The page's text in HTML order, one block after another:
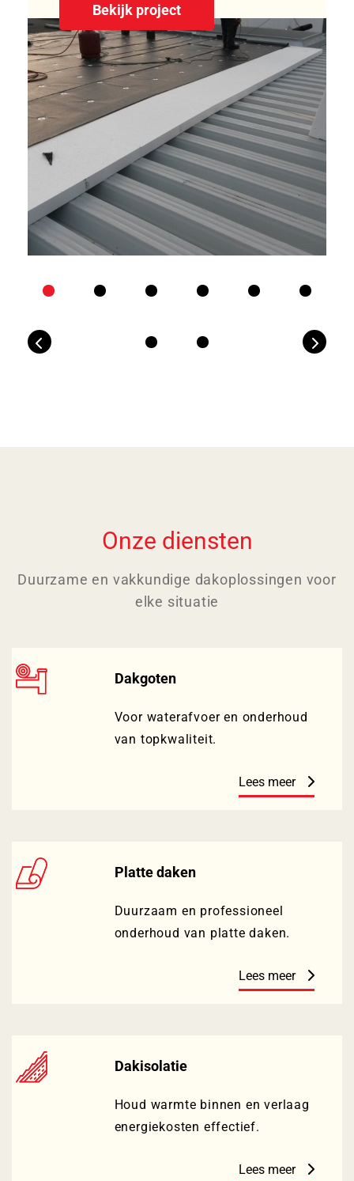
Bekijk project
Onze diensten
Duurzame en vakkundige dakoplossingen voor
elke situatie
Dakgoten
Voor waterafvoer en onderhoud
van topkwaliteit.
Lees meer
Platte daken
Duurzaam en professioneel
onderhoud van platte daken.
Lees meer
Dakisolatie
Houd warmte binnen en verlaag
energiekosten effectief.
Lees meer